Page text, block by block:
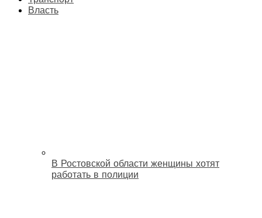
Власть
В Ростовской области женщины хотят
работать в полиции